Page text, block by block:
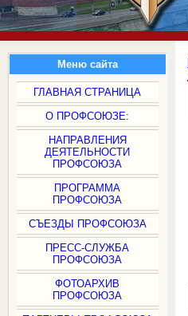
Меню сайта
ГЛАВНАЯ СТРАНИЦА
О ПРОФСОЮЗЕ:
НАПРАВЛЕНИЯ
ДЕЯТЕЛЬНОСТИ
ПРОФСОЮЗА
ПРОГРАММА
ПРОФСОЮЗА
СЪЕЗДЫ ПРОФСОЮЗА
ПРЕСС-СЛУЖБА
ПРОФСОЮЗА
ФОТОАРХИВ
ПРОФСОЮЗА